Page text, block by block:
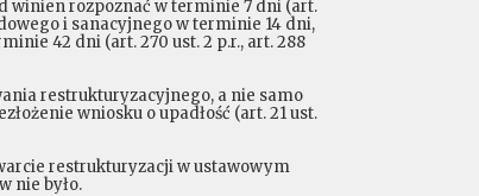
winien rozpoznać w terminie 7 dni (art.
i sanacyjnego w terminie 14 dni,
42 dni (art. 270 ust. 2 p.r., art. 288
restrukturyzacyjnego, a nie samo
wniosku o upadłość (art. 21 ust.
restrukturyzacji w ustawowym
nie było.